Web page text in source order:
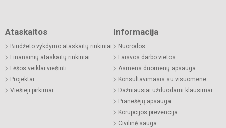
Ataskaitos
Biudžeto vykdymo ataskaitų rinkiniai
Finansinių ataskaitų rinkiniai
Lėšos veiklai viešinti
Projektai
Viešieji pirkimai
Informacija
Nuorodos
Laisvos darbo vietos
Asmens duomenų apsauga
Konsultavimasis su visuomene
Dažniausiai užduodami klausimai
Pranešėjų apsauga
Korupcijos prevencija
Civilinė sauga